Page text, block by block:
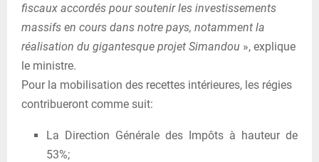
fiscaux accordés pour soutenir les investissements
massifs en cours dans notre pays, notamment la
réalisation du gigantesque projet Simandou », explique
le ministre.
Pour la mobilisation des recettes intérieures, les régies
contribueront comme suit:
La Direction Générale des Impôts à hauteur de
53%;